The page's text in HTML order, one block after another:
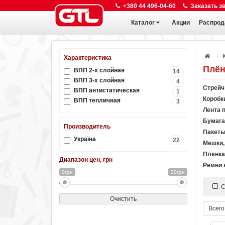
+380 44 496-04-60 Заказать
Каталог Акции
Характеристика
14
ВПП 2-х слойная
4
ВПП 3-х слойная
1
ВПП антистатическая
3
ВПП тепличная
Производитель
22
Україна
Диапазон цен, грн
0грн 30грн
Очистить
Лента
Ремни